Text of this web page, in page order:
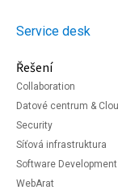
Service desk
Řešení
Collaboration
Datové centrum &
Security
Síťová infrastruktura
Software Development
WebArat